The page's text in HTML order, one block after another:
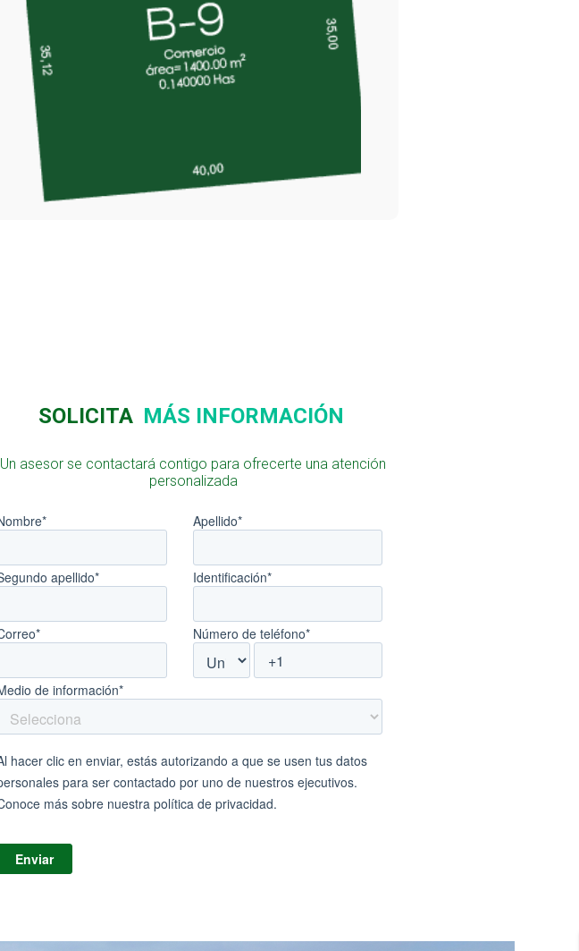
SOLICITA MÁS INFORMACIÓN
Un asesor se contactará contigo para ofrecerte una atención
personalizada